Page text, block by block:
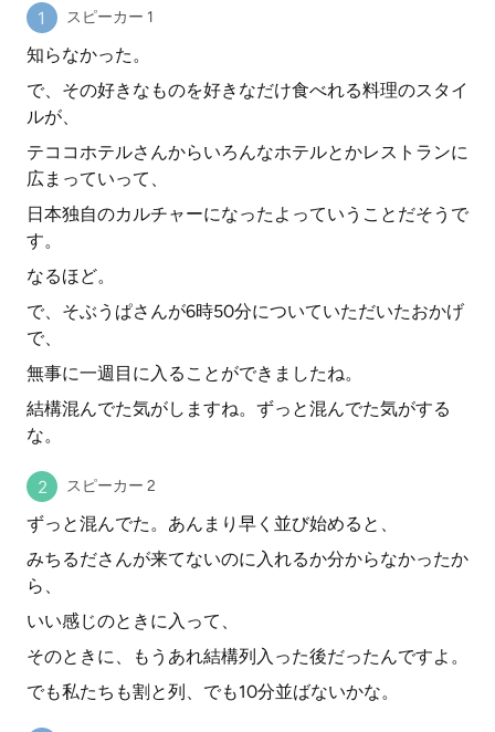
スピーカー 1
知らなかった。
で、その好きなものを好きなだけ食べれる料理のスタイ
ルが、
テココホテルさんからいろんなホテルとかレストランに
広まっていって、
日本独自のカルチャーになったよっていうことだそうで
す。
なるほど。
で、そぶうぱさんが6時50分についていただいたおかげ
で、
無事に一週目に入ることができましたね。
結構混んでた気がしますね。ずっと混んでた気がする
な。
スピーカー 2
ずっと混んでた。あんまり早く並び始めると、
みちるださんが来てないのに入れるか分からなかったか
ら、
いい感じのときに入って、
そのときに、もうあれ結構列入った後だったんですよ。
でも私たちも割と列、でも10分並ばないかな。